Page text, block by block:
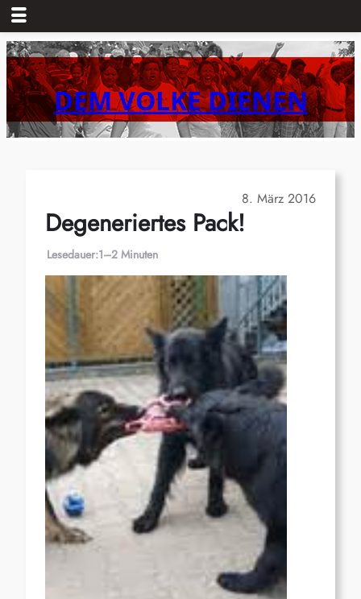
Zum
Inhalt
springenDEM VOLKE DIENEN
8. März 2016
Degeneriertes Pack!
Lesedauer:1–2 Minuten